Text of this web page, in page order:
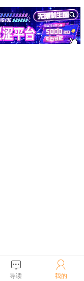

导读

我的